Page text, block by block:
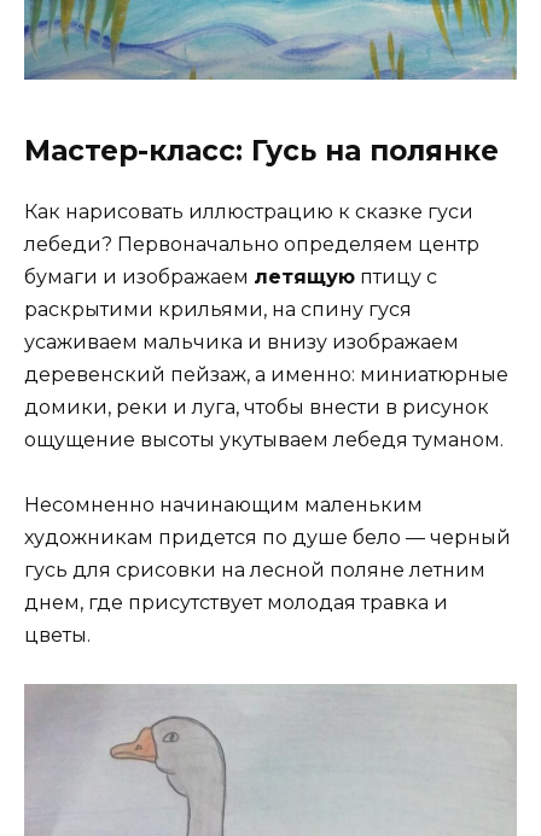
Мастер-класс: Гусь на полянке
Как нарисовать иллюстрацию к сказке гуси
лебеди? Первоначально определяем центр
бумаги и изображаем летящую птицу с
раскрытими крильями, на спину гуся
усаживаем мальчика и внизу изображаем
деревенский пейзаж, а именно: миниатюрные
домики, реки и луга, чтобы внести в рисунок
ощущение высоты укутываем лебедя туманом.
Несомненно начинающим маленьким
художникам придется по душе бело — черный
гусь для срисовки на лесной поляне летним
днем, где присутствует молодая травка и
цветы.